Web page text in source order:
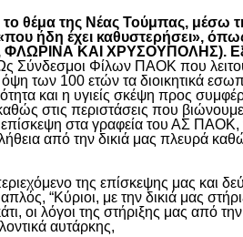
θέμα της Νέας Τούμπας, μέσω
«που ήδη έχει
ΚΑΙ ΧΡΥΣΟΥΠΟΛΗΣ).
Σύνδεσμοι Φίλων ΠΑΟΚ που
των 100 ετών τα διοικητικά
και η υγιείς σκέψη προς
στις περιστάσεις που
στα γραφεία του ΑΣ ΠΑΟΚ,
από την δικιά μας πλευρά
της επίσκεψης μας και
“Κύριοι, με την δικιά μας
οι λόγοι της στήριξης μας από
αυτάρκης,